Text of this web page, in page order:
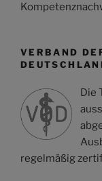
VERBAND
Die
regelmäßig